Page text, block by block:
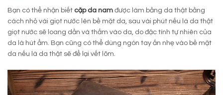
Bạn có thể nhận biết cặp da nam được làm bằng da thật bằng
cách nhỏ vài giọt nước lên bề mặt da, sau vài phút nếu là da thật
giọt nước sẽ loang dần và thấm vào da, do đặc tính tự nhiên của
da là hút ẩm. Bạn cũng có thể dùng ngón tay ấn nhẹ vào bề mặt
da nếu là da thật sẽ để lại vết lõm.